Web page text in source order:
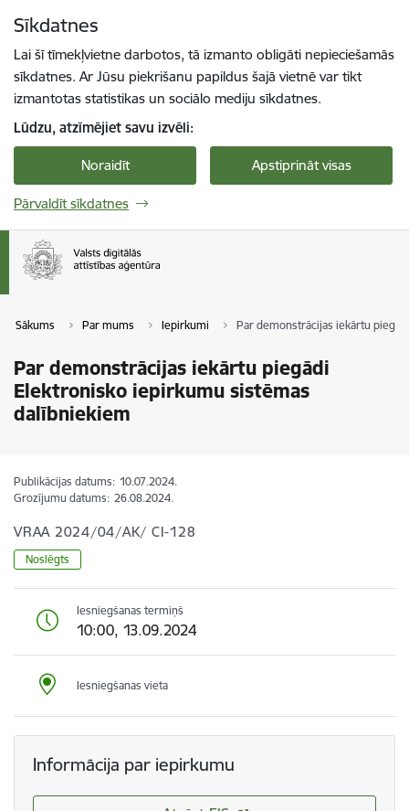
Sīkdatnes
Lai šī tīmekļvietne darbotos, tā izmanto obligāti nepieciešamās
sīkdatnes. Ar Jūsu piekrišanu papildus šajā vietnē var tikt
izmantotas statistikas un sociālo mediju sīkdatnes.
Lūdzu, atzīmējiet savu izvēli:
Noraidīt Apstiprināt visas
Pārvaldīt sīkdatnes
Sākums Par mums Iepirkumi Par demonstrācijas iekārtu
Par demonstrācijas iekārtu piegādi
Elektronisko iepirkumu sistēmas
dalībniekiem
Publikācijas datums: 10.07.2024.
Grozījumu datums: 26.08.2024.
VRAA 2024/04/AK/ CI-128
Noslēgts
Iesniegšanas termiņš
10:00, 13.09.2024
Iesniegšanas vieta
Informācija par iepirkumu